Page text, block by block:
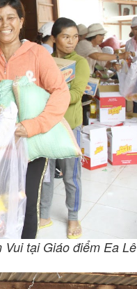
Vui tại Giáo điểm Ea Lê